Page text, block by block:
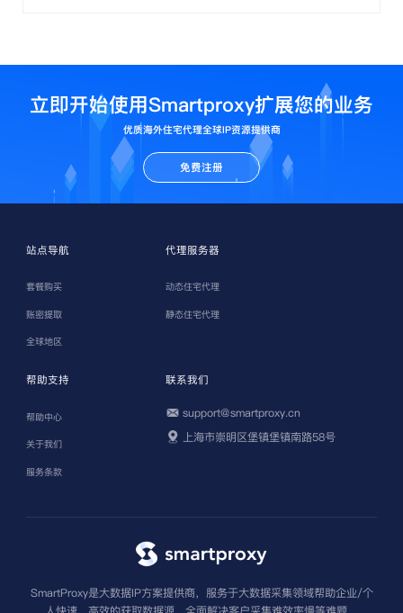
立即开始使用Smartproxy扩展您的业务
优质海外住宅代理全球IP资源提供商
免费注册
站点导航
套餐购买
账密提取
全球地区
代理服务器
动态住宅代理
静态住宅代理
帮助支持
帮助中心
关于我们
服务条款
联系我们
support@smartproxy.cn
上海市崇明区堡镇堡镇南路58号
SmartProxy是大数据IP方案提供商，服务于大数据采集领域帮助企业/个